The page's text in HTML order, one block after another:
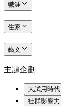
職涯
住家
藝文
主題企劃
大試用時代
社群影響力